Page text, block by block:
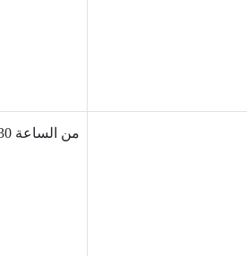
من الساعة 8:30 صباحًا حتى 10:30 صباحًا.